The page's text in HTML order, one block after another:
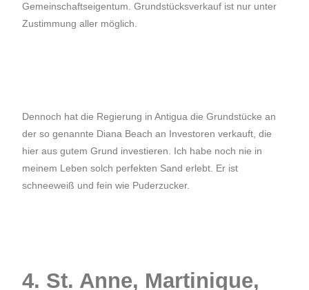
Gemeinschaftseigentum. Grundstücksverkauf ist nur unter
Zustimmung aller möglich.
Dennoch hat die Regierung in Antigua die Grundstücke an
der so genannte Diana Beach an Investoren verkauft, die
hier aus gutem Grund investieren. Ich habe noch nie in
meinem Leben solch perfekten Sand erlebt. Er ist
schneeweiß und fein wie Puderzucker.
4. St. Anne, Martinique,